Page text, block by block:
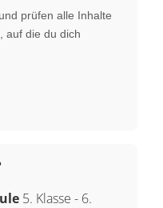
prüfen alle Inhalte
auf die du dich
5. Klasse - 6.